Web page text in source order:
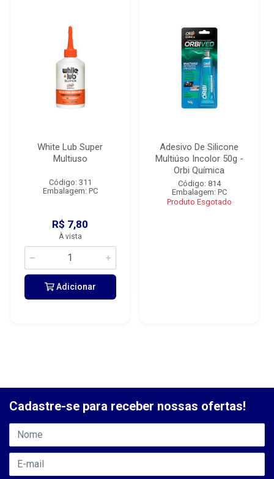
White Lub Super
Multiuso
Código: 311
Embalagem: PC
R$ 7,80
À vista
Adicionar
Adesivo De Silicone
Multiúso Incolor 50g -
Orbi Química
Código: 814
Embalagem: PC
Produto Esgotado
Cadastre-se para receber nossas ofertas!